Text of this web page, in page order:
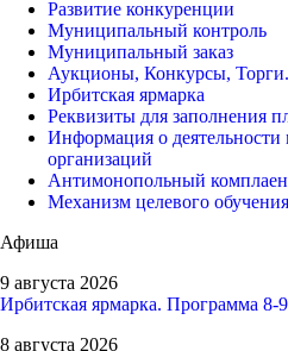
Развитие конкуренции
Муниципальный контроль
Муниципальный заказ
Аукционы, Конкурсы, Торги.
Ирбитская ярмарка
Реквизиты для заполнения
Информация о
организаций
Антимонопольный
Механизм целевого обучения
Афиша
9 августа 2026
Ирбитская ярмарка. Программа 8-9
8 августа 2026